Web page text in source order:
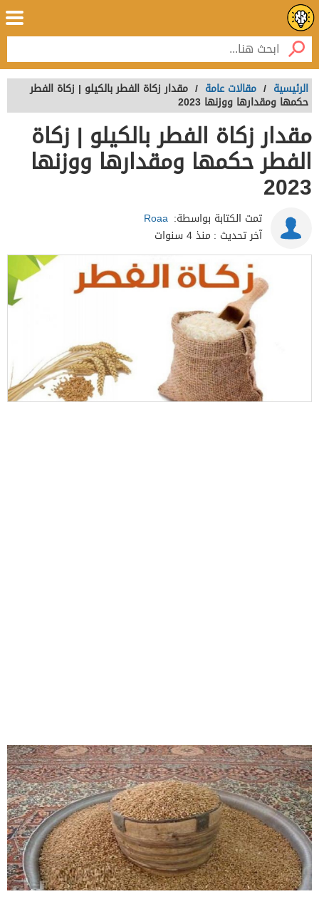
الرئيسية / مقالات عامة / مقدار زكاة الفطر بالكيلو | زكاة الفطر
حكمها ومقدارها ووزنها 2023
مقدار زكاة الفطر بالكيلو | زكاة
الفطر حكمها ومقدارها ووزنها
2023
تمت الكتابة بواسطة: Roaa
آخر تحديث : منذ 4 سنوات